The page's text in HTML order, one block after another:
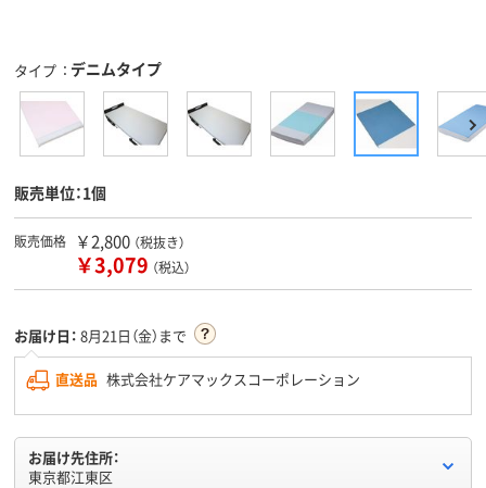
タイプ デニムタイプ
販売単位：1個
販売価格 ￥2,800 （税抜き）
￥3,079 （税込）
お届け日： 8月21日（金）まで
直送品 株式会社ケアマックスコーポレーション
お届け先住所：
東京都江東区